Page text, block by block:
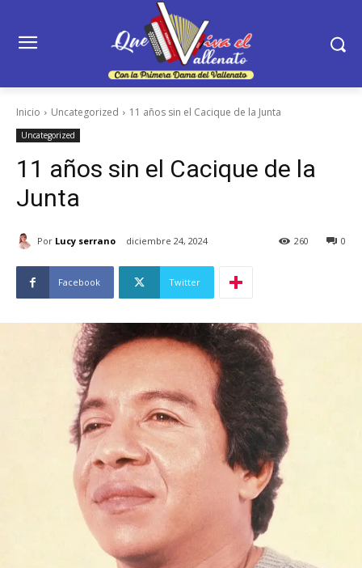
Inicio Uncategorized 11 años sin el Cacique de la Junta
Uncategorized
11 años sin el Cacique de la
Junta
Por Lucy serrano diciembre 24, 2024 0
260
Facebook Twitter